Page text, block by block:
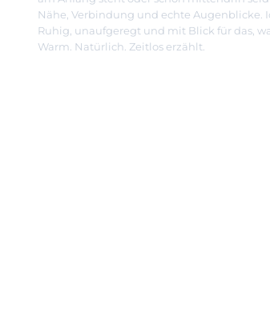
Nähe, Verbindung und echte Augenblicke.
Ruhig, unaufgeregt und mit Blick für das,
Warm. Natürlich. Zeitlos erzählt.